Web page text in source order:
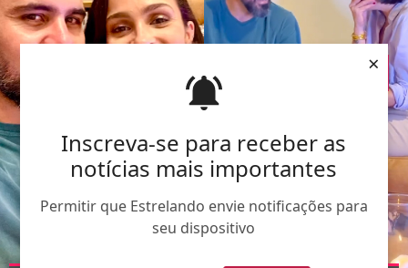
Inscreva-se para receber as
notícias mais importantes
Permitir que Estrelando envie notificações para
seu dispositivo
×